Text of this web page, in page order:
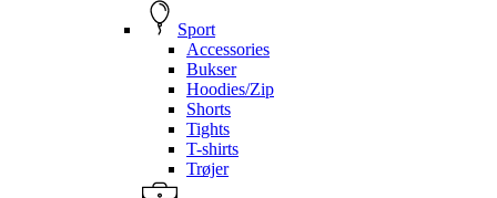
Sport
Accessories
Bukser
Hoodies/Zip
Shorts
Tights
T-shirts
Trøjer